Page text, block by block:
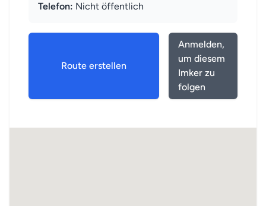
Telefon: Nicht öffentlich
Route erstellen
Anmelden,
um diesem
Imker zu
folgen